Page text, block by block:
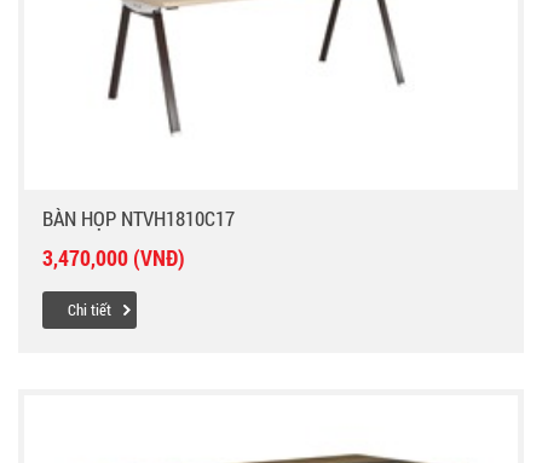
BÀN HỌP NTVH1810C17
3,470,000 (VNĐ)
Chi tiết